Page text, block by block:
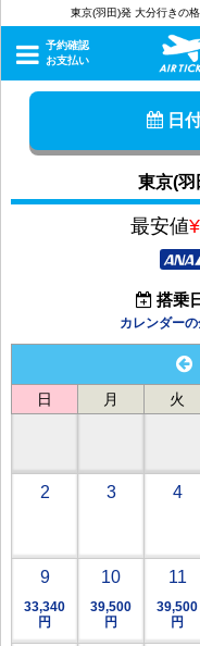
東京(羽田)発 大分行きの
予約確認
お支払い
日
東京(羽
最安値
搭乗
カレンダー
日 月 火
2 3 4
9
33,340
円
10
39,500
円
11
39,500
円